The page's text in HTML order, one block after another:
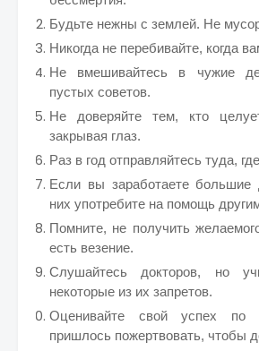
Будьте нежны с землей. Не
Никогда не перебивайте, когда
Не вмешивайтесь в чужие
пустых советов.
Не доверяйте тем, кто
закрывая глаз.
Раз в год отправляйтесь туда,
Если вы заработаете большие
них употребите на помощь
Помните, не получить
есть везение.
Слушайтесь докторов, но
некоторые из их запретов.
Оценивайте свой успех
пришлось пожертвовать, чтобы